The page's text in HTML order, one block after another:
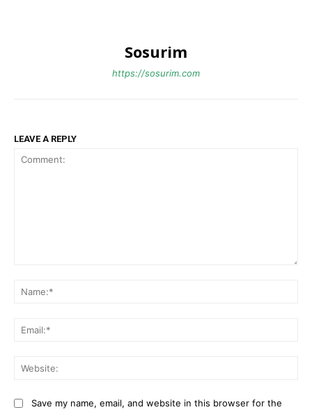
Sosurim
https://sosurim.com
LEAVE A REPLY
Save my name, email, and website in this browser for the